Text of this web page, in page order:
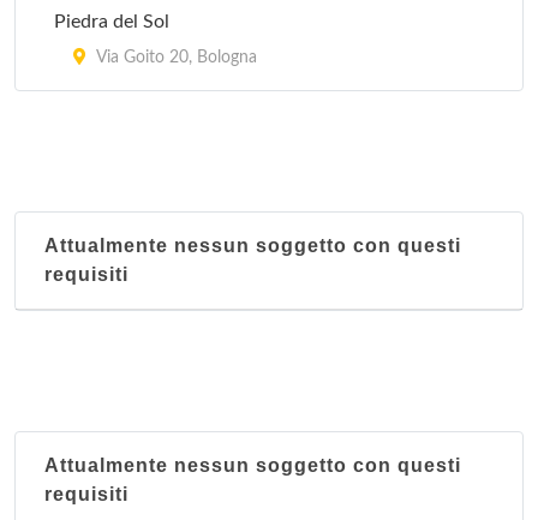
Piedra del Sol
Via Goito 20, Bologna
Attualmente nessun soggetto con questi
requisiti
Attualmente nessun soggetto con questi
requisiti